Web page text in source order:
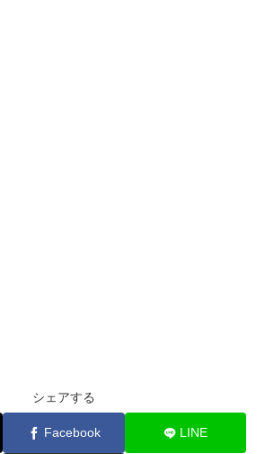
シェアする
Facebook LINE